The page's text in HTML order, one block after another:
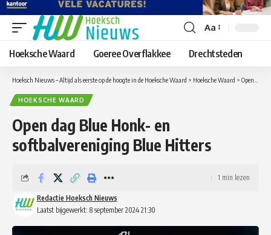
Lettergrootte
aanpassen
Aa
Hoeksche Waard Goeree Overflakkee Drechtsteden
Hoeksch Nieuws – Altijd als eerste op de hoogte in de Hoeksche Waard > Hoeksche Waard > Open dag Blue Honk- en softbalvereniging Blue Hitters
HOEKSCHE WAARD
Open dag Blue Honk- en
softbalvereniging Blue Hitters
Laatst bijgewerkt: 8 september 2024 21:30
Redactie Hoeksch Nieuws
1 min lezen